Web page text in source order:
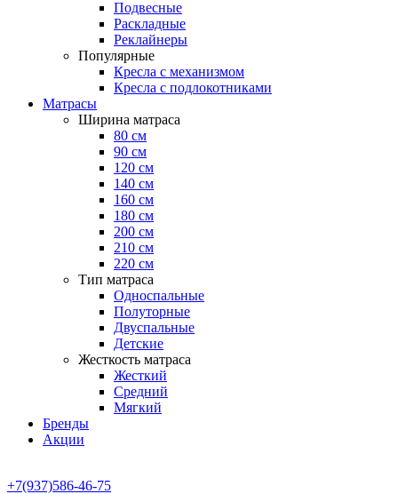
Подвесные
Раскладные
Реклайнеры
Популярные
Кресла с механизмом
Кресла с подлокотниками
Матрасы
Ширина матраса
80 см
90 см
120 см
140 см
160 см
180 см
200 см
210 см
220 см
Тип матраса
Односпальные
Полуторные
Двуспальные
Детские
Жесткость матраса
Жесткий
Средний
Мягкий
Бренды
Акции
+7(937)586-46-75